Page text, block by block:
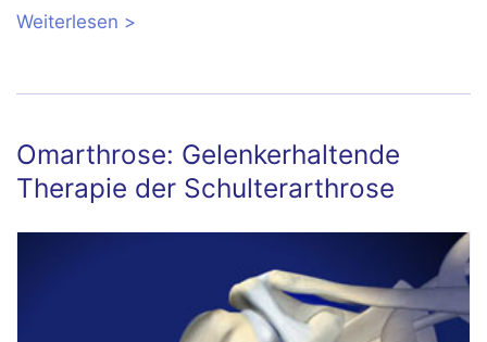
Weiterlesen über Kniearthrose: Medikamente,
Omarthrose: Gelenkerhaltende
Therapie der Schulterarthrose